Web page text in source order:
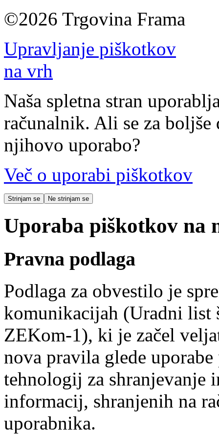
©2026 Trgovina Frama
Upravljanje piškotkov
na vrh
Naša spletna stran
računalnik. Ali se za
njihovo uporabo?
Več o uporabi piškotkov
Strinjam se Ne strinjam se
Uporaba piškotkov na
Pravna podlaga
Podlaga za obvestilo je
komunikacijah (Uradni list
ZEKom-1), ki je začel
nova pravila glede
tehnologij za shranjevanje
informacij, shranjenih na
uporabnika.